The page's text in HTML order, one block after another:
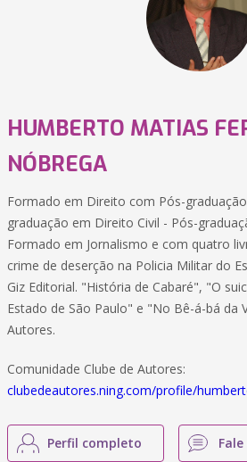
HUMBERTO MATIAS
NÓBREGA
Formado em Direito com Pós-
graduação em Direito Civil - Pós-
Formado em Jornalismo e com quatro
crime de deserção na Policia Militar do
Giz Editorial. "História de Cabaré", "O
Estado de São Paulo" e "No Bê-á-bá da
Autores.
Comunidade Clube de Autores:
clubedeautores.ning.com/profile/
Perfil completo